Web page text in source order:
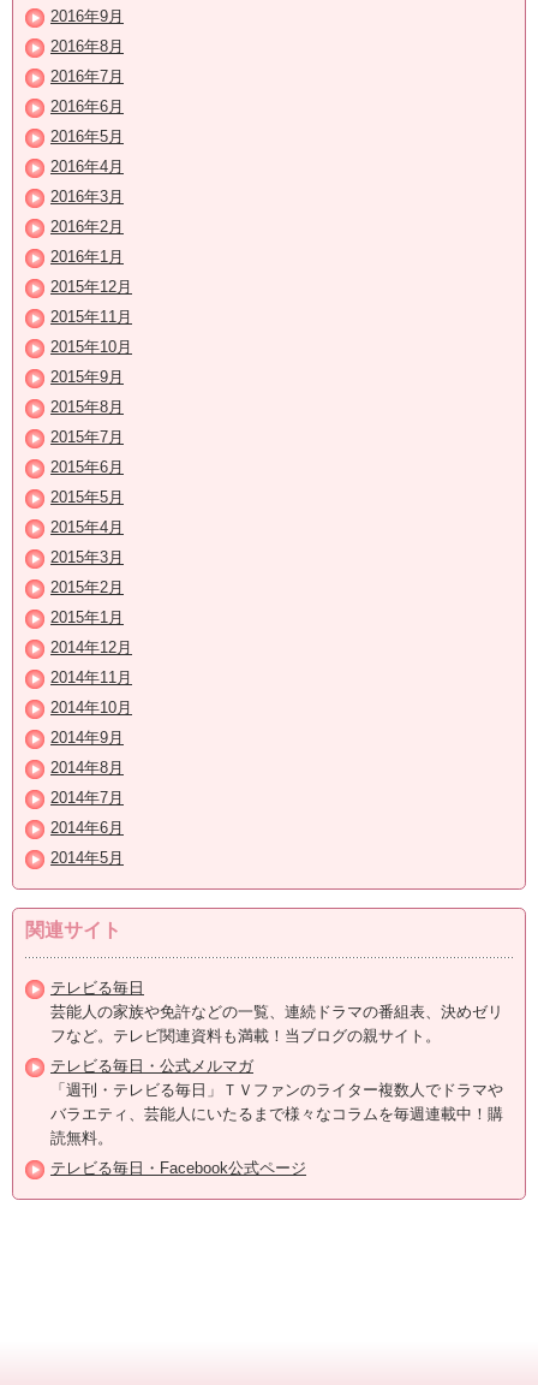
2016年9月
2016年8月
2016年7月
2016年6月
2016年5月
2016年4月
2016年3月
2016年2月
2016年1月
2015年12月
2015年11月
2015年10月
2015年9月
2015年8月
2015年7月
2015年6月
2015年5月
2015年4月
2015年3月
2015年2月
2015年1月
2014年12月
2014年11月
2014年10月
2014年9月
2014年8月
2014年7月
2014年6月
2014年5月
関連サイト
テレビる毎日
芸能人の家族や免許などの一覧、連続ドラマの番組表、決めゼリ
フなど。テレビ関連資料も満載！当ブログの親サイト。
テレビる毎日・公式メルマガ
「週刊・テレビる毎日」ＴＶファンのライター複数人でドラマや
バラエティ、芸能人にいたるまで様々なコラムを毎週連載中！購
読無料。
テレビる毎日・Facebook公式ページ